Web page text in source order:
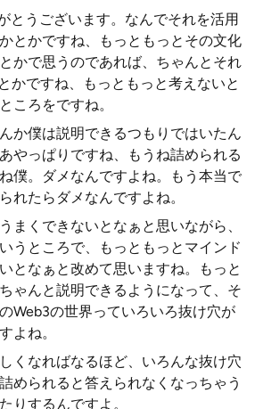
とうございます。なんでそれを活用
とかですね、もっともっとその文化
かで思うのであれば、ちゃんとそれ
かですね、もっともっと考えないと
ころをですね。
か僕は説明できるつもりではいたん
やっぱりですね、もうね詰められる
僕。ダメなんですよね。もう本当で
れたらダメなんですよね。
まくできないとなぁと思いながら、
うところで、もっともっとマインド
となぁと改めて思いますね。もっと
ゃんと説明できるようになって、そ
Web3の世界っていろいろ抜け穴が
よね。
くなればなるほど、いろんな抜け穴
められると答えられなくなっちゃう
りするんですよ。